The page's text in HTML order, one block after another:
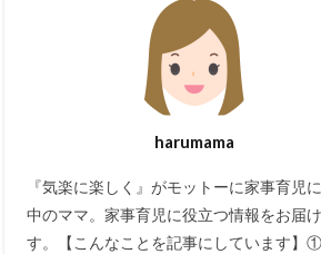
harumama
『気楽に楽しく』がモットーに家事育児
中のママ。家事育児に役立つ情報をお届
す。【こんなことを記事にしています】